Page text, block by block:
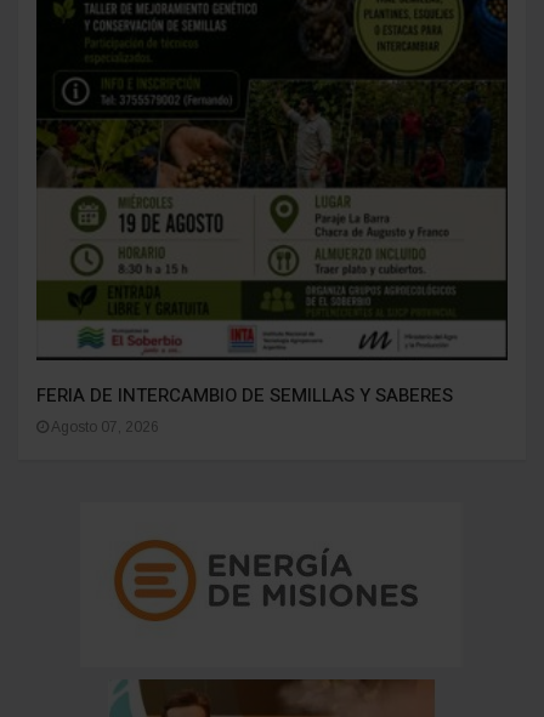
FERIA DE INTERCAMBIO DE SEMILLAS Y SABERES
Agosto 07, 2026